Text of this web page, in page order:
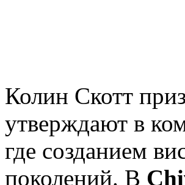
Колин Скотт
утверждают в
где созданием
поколений. В